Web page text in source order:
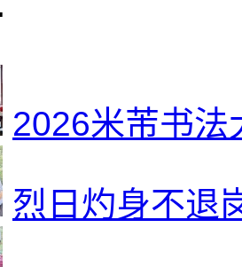
2026米芾书法
烈日灼身不退